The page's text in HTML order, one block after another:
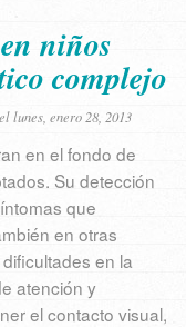
niños
complejo
lunes, enero 28, 2013
en el fondo de
Su detección
que
en otras
en la
atención y
el contacto visual,